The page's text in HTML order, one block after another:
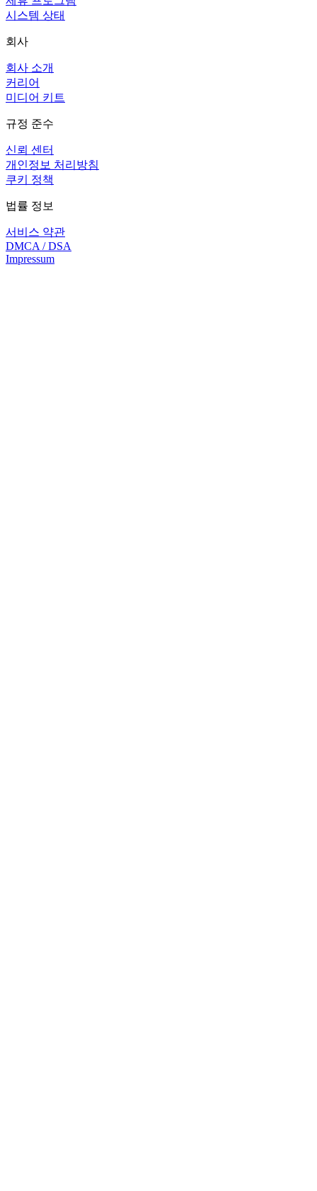
시스템 상태
회사
회사 소개
커리어
미디어 키트
규정 준수
신뢰 센터
개인정보 처리방침
쿠키 정책
법률 정보
서비스 약관
DMCA / DSA
Impressum